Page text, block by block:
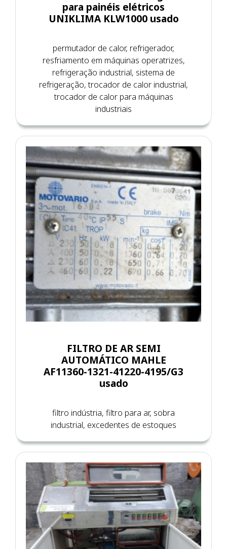
para painéis elétricos
UNIKLIMA KLW1000 usado
permutador de calor, refrigerador,
resfriamento em máquinas operatrizes,
refrigeração industrial, sistema de
refrigeração, trocador de calor industrial,
trocador de calor para máquinas
industriais
FILTRO DE AR SEMI
AUTOMÁTICO MAHLE
AF11360-1321-41220-4195/G3
usado
filtro indústria, filtro para ar, sobra
industrial, excedentes de estoques